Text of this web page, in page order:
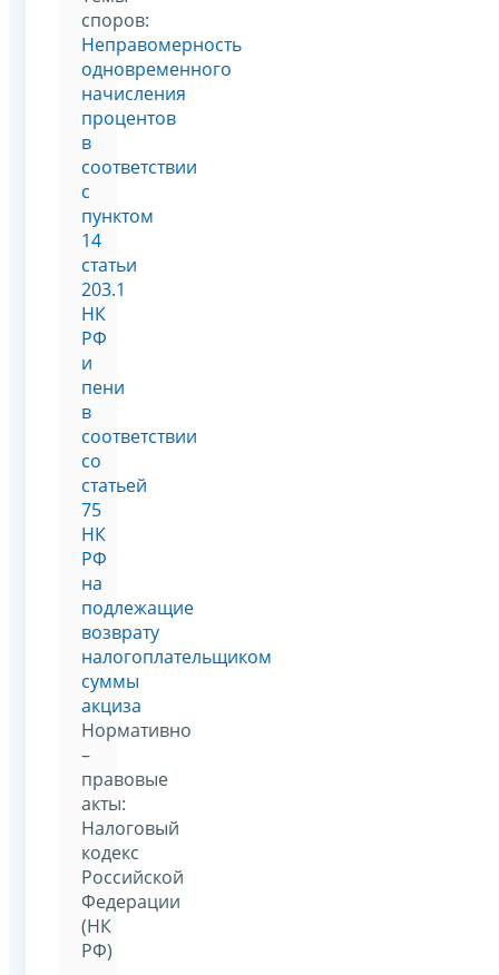
споров:
Неправомерность
одновременного
начисления
процентов
в
соответствии
с
пунктом
14
статьи
203.1
НК
РФ
и
пени
в
соответствии
со
статьей
75
НК
РФ
на
подлежащие
возврату
налогоплательщиком
суммы
акциза
Нормативно
–
правовые
акты:
Налоговый
кодекс
Российской
Федерации
(НК
РФ)